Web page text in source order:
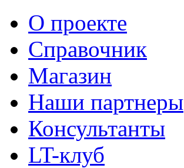
О проекте
Справочник
Магазин
Наши партнеры
Консультанты
LT-клуб